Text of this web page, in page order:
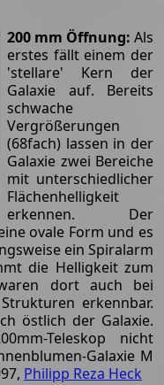
200 mm Öffnung: Als
erstes fällt einem der
'stellare' Kern der
Galaxie auf. Bereits
schwache
Vergrößerungen
(68fach) lassen in der
Galaxie zwei Bereiche
mit unterschiedlicher
Flächenhelligkeit
erkennen. Der
ovale Form und es
ein Spiralarm
die Helligkeit zum
dort auch bei
erkennbar.
östlich der Galaxie.
Teleskop nicht
Galaxie M
Philipp Reza Heck